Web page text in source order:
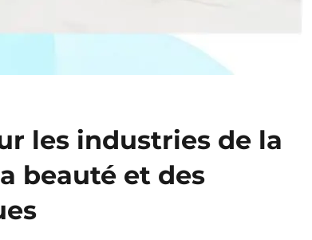
les industries de la
beauté et des